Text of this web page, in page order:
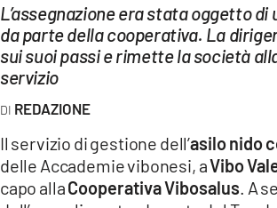
LAC NETWORK
LAC ONAIR
Network
LACPLAY.IT
L’assegnazione era stata oggetto di
da parte della cooperativa. La
sui suoi passi e rimette la società
servizio
REDAZIONE
Il servizio di gestione dell’asilo nido
delle Accademie vibonesi, aVibo
capo allaCooperativaVibosalus. A